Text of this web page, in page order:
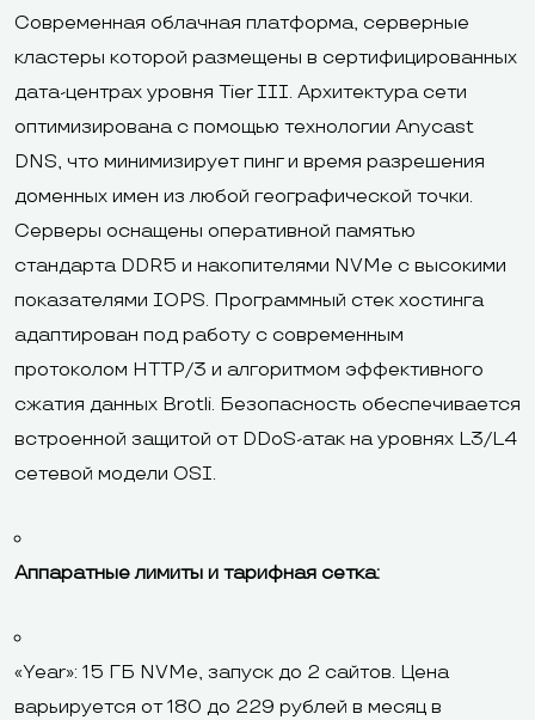
Современная облачная платформа, серверные
кластеры которой размещены в сертифицированных
дата-центрах уровня Tier III. Архитектура сети
оптимизирована с помощью технологии Anycast
DNS, что минимизирует пинг и время разрешения
доменных имен из любой географической точки.
Серверы оснащены оперативной памятью
стандарта DDR5 и накопителями NVMe с высокими
показателями IOPS. Программный стек хостинга
адаптирован под работу с современным
протоколом HTTP/3 и алгоритмом эффективного
сжатия данных Brotli. Безопасность обеспечивается
встроенной защитой от DDoS-атак на уровнях L3/L4
сетевой модели OSI.
Аппаратные лимиты и тарифная сетка:
«Year»: 15 ГБ NVMe, запуск до 2 сайтов. Цена
варьируется от 180 до 229 рублей в месяц в